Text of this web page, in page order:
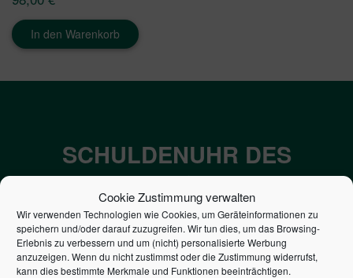
Cookie Zustimmung verwalten
Wir verwenden Technologien wie Cookies, um Geräteinformationen zu
speichern und/oder darauf zuzugreifen. Wir tun dies, um das Browsing-
Erlebnis zu verbessern und um (nicht) personalisierte Werbung
anzuzeigen. Wenn du nicht zustimmst oder die Zustimmung widerrufst,
kann dies bestimmte Merkmale und Funktionen beeinträchtigen.
In den Warenkorb
SCHULDENUHR DES
BUNDES DER
STEUERZAHLER
7,052€